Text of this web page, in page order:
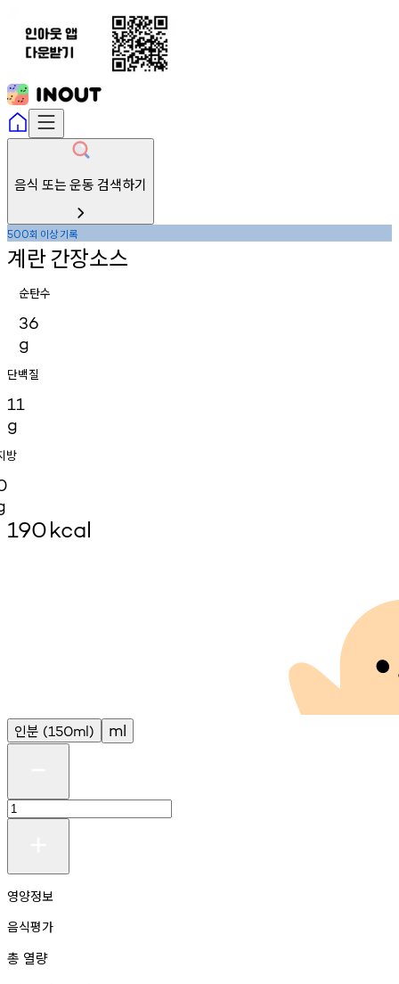
음식 또는 운동 검색하기
500회 이상기록
계란간장소스
순탄수
36
g
단백질
11
g
방
190kcal
인분 (150ml) ml
영양정보
음식평가
총 열량